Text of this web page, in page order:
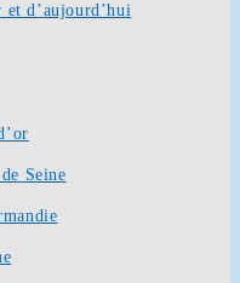
d’aujourd’hui
Seine